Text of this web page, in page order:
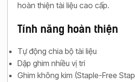
hoàn thiện tài liệu cao cấp.
Tính năng hoàn thiện
Tự động chia bộ tài liệu
Dập ghim nhiều vị trí
Ghim không kim (Staple-Free